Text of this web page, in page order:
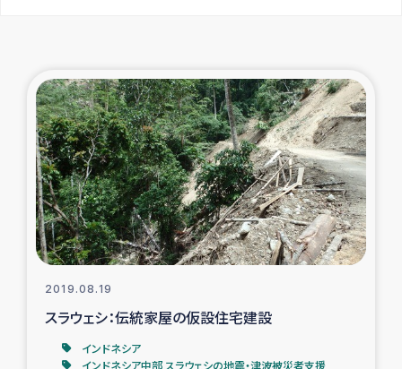
東ティモール豪雨緊急支援
大雨による洪水被災者支援
カカオ生産者支援事業
シリア国内避難民・帰還民の生活再建支援
トルコにおけるシリア難民支援事業
インドネシア中部 スラウェシの地震・津波被災者支援
スリランカ ムライティブ県帰還民の生活再建支援
2019.08.19
スラウェシ：伝統家屋の仮設住宅建設
インドネシア
インドネシア中部 スラウェシの地震・津波被災者支援